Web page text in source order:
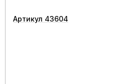
Артикул 43604